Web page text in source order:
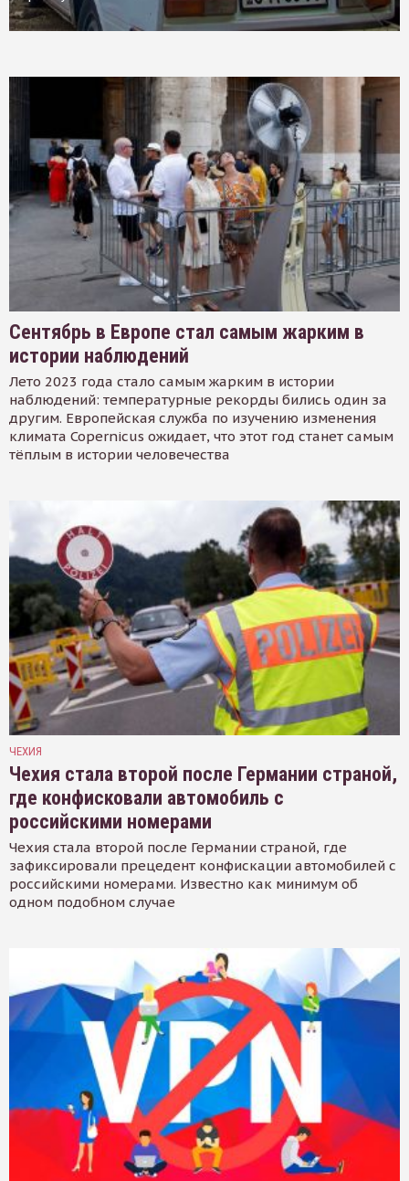
Сентябрь в Европе стал самым жарким в
истории наблюдений
Лето 2023 года стало самым жарким в истории
наблюдений: температурные рекорды бились один за
другим. Европейская служба по изучению изменения
климата Copernicus ожидает, что этот год станет самым
тёплым в истории человечества
ЧЕХИЯ
Чехия стала второй после Германии страной,
где конфисковали автомобиль с
российскими номерами
Чехия стала второй после Германии страной, где
зафиксировали прецедент конфискации автомобилей с
российскими номерами. Известно как минимум об
одном подобном случае